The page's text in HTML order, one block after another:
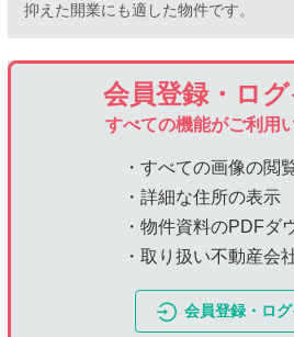
抑えた開業にも適した物件です。
会員登録・ロ
すべての機能がご利用
・すべての画像の閲
・詳細な住所の表示
・物件資料のPDFダ
・取り扱い不動産会
会員登録・ロ